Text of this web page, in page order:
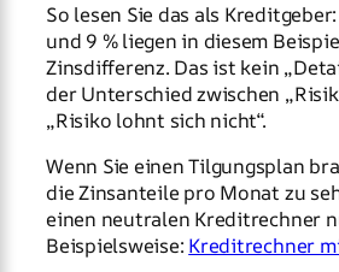
So lesen Sie das als
und 9 % liegen in diesem
Zinsdifferenz. Das ist kein
der Unterschied zwischen
„Risiko lohnt sich nicht“.
Wenn Sie einen Tilgungsplan
die Zinsanteile pro Monat zu
einen neutralen Kreditrechner
Beispielsweise: Kreditrechner